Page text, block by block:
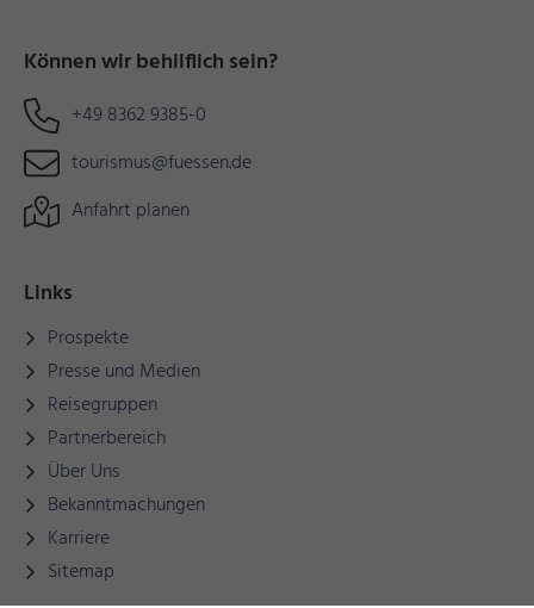
Können wir behilflich sein?
+49 8362 9385-0
tourismus@fuessen.de
Anfahrt planen
Links
Prospekte
Presse und Medien
Reisegruppen
Partnerbereich
Über Uns
Bekanntmachungen
Karriere
Sitemap